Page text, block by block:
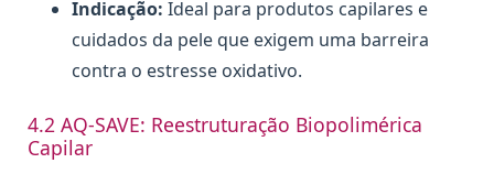
Indicação: Ideal para produtos capilares e
cuidados da pele que exigem uma barreira
contra o estresse oxidativo.
4.2 AQ-SAVE: Reestruturação Biopolimérica
Capilar